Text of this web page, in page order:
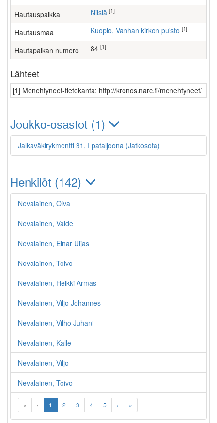
Hautauspaikka Nilsiä [1]
Hautausmaa Kuopio, Vanhan kirkon puisto [1]
Hautapaikan numero 84 [1]
Lähteet
[1] Menehtyneet-tietokanta: http://kronos.narc.fi/menehtyneet/
Joukko-osastot (1)
Jalkaväkirykmentti 31, I pataljoona (Jatkosota)
Henkilöt (142)
Nevalainen, Oiva
Nevalainen, Valde
Nevalainen, Einar Uljas
Nevalainen, Toivo
Nevalainen, Heikki Armas
Nevalainen, Viljo Johannes
Nevalainen, Vilho Juhani
Nevalainen, Kalle
Nevalainen, Viljo
Nevalainen, Toivo
« ‹ 1 2 3 4 5 › »